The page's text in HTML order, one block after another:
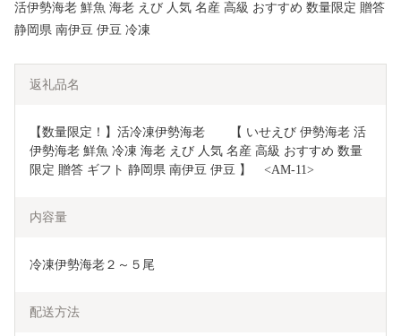
活伊勢海老 鮮魚 海老 えび 人気 名産 高級 おすすめ 数量限定 贈答
静岡県 南伊豆 伊豆 冷凍
返礼品名
【数量限定！】活冷凍伊勢海老　　【 いせえび 伊勢海老 活
伊勢海老 鮮魚 冷凍 海老 えび 人気 名産 高級 おすすめ 数量
限定 贈答 ギフト 静岡県 南伊豆 伊豆 】　<AM-11>
内容量
冷凍伊勢海老２～５尾
配送方法